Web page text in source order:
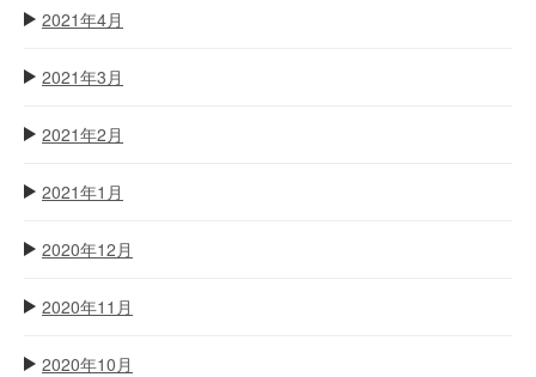
2021年4月
2021年3月
2021年2月
2021年1月
2020年12月
2020年11月
2020年10月